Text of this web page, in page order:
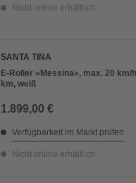
Nicht online erhältlich
SANTA TINA
E-Roller »Messina«, max. 20 km/
km, weiß
1.899,00 €
Verfügbarkeit im Markt prüfen
Nicht online erhältlich